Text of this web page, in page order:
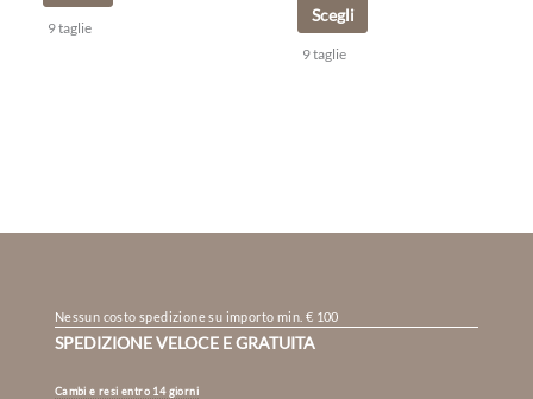
9 taglie
Scegli
9 taglie
Nessun costo spedizione su importo min. € 100
SPEDIZIONE VELOCE E GRATUITA
Cambi e resi entro 14 giorni